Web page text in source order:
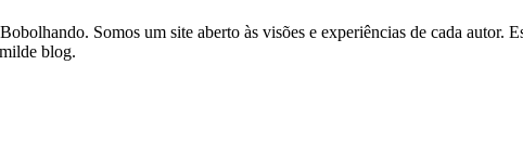
Somos um site aberto às visões e experiências de cada autor.
blog.